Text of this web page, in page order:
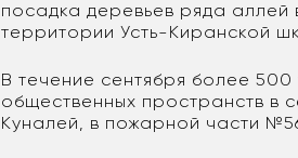
посадка деревьев ряда
территории Усть-Киранской
В течение сентября более
общественных пространств в
Куналей, в пожарной части